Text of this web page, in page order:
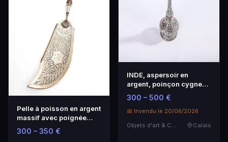
Pelle à poisson en argent
massif avec poignée
bois poids net…
300 – 350 €
INDE, aspersoir en
argent, poinçon cygne
sur la base, richem…
300 – 500 €
📅 Invendu le 20/06/2026
Calais